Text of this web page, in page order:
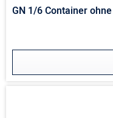
GN 1/6 Container